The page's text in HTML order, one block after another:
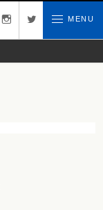
instagram twitter MENU